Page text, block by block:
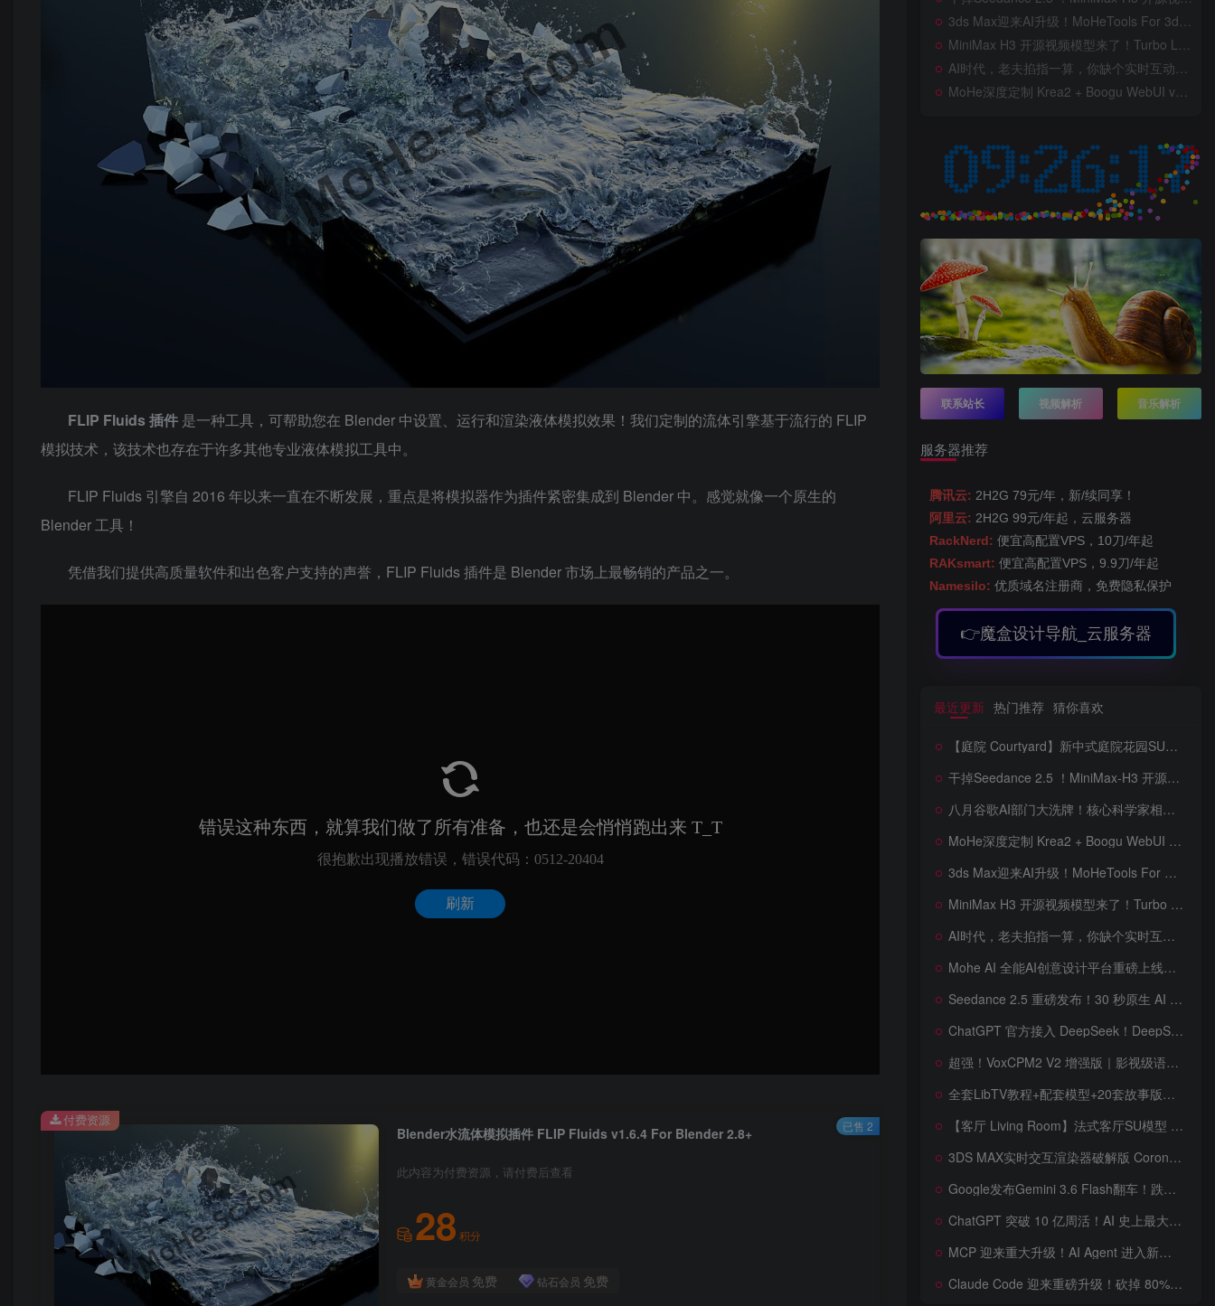
FLIP Fluids 插件 是一种工具，可帮助您在 Blender 中设置、运行和渲染液体模拟效果！我们定制的流体引擎基于流行的 FLIP
模拟技术，该技术也存在于许多其他专业液体模拟工具中。
FLIP Fluids 引擎自 2016 年以来一直在不断发展，重点是将模拟器作为插件紧密集成到 Blender 中。感觉就像一个原生的
Blender 工具！
凭借我们提供高质量软件和出色客户支持的声誉，FLIP Fluids 插件是 Blender 市场上最畅销的产品之一。
Blender水流体模拟插件 FLIP Fluids v1.6.4 For Blender 2.8+
此内容为付费资源，请付费后查看
28 积分
黄金会员 免费 钻石会员 免费
付费资源 已售 2
3ds Max迎来AI升级！MoHeTools For 3ds Max 2012 ~ 2026 智能工具箱插件发布，支持AI 3D建模、文生图、图生图、效果图生成，全面提升室内设计效率
MiniMax H3 开源视频模型来了！Turbo LoRA 加速最高 350%，12G 显存也能跑，本地部署教程详解
AI时代，老夫掐指一算，你缺个实时互动的 AI 赛博女友！无需 API、完全免费、实时语音互动，零延迟打造专属 AI 数字女友，附本地部署教程！
MoHe深度定制 Krea2 + Boogu WebUI v2.0 重磅发布！专为 AI 室内设计师打造，一键切换定制工作流，彻底告别 ComfyUI 复杂节点，一键生图！
联系站长 视频解析 音乐解析
服务器推荐
腾讯云: 2H2G 79元/年，新/续同享！
阿里云: 2H2G 99元/年起，云服务器
RackNerd: 便宜高配置VPS，10刀/年起
RAKsmart: 便宜高配置VPS，9.9刀/年起
Namesilo: 优质域名注册商，免费隐私保护
👉魔盒设计导航_云服务器
最近更新 热门推荐 猜你喜欢
【庭院 Courtyard】新中式庭院花园SU模型 New Chinese-Style Courtyard Garden SketchUp Model
干掉Seedance 2.5 ！MiniMax-H3 开源视频模型爆火！Turbo LoRA 5倍加速，8G显卡也能跑，工作流详解，低显存也能跑出顶级画质，ComfyUI低显存部署教程来了
八月谷歌AI部门大洗牌！核心科学家相继离职后，Gemini体验反而逆袭，智商又占据大脑了，桌面版补齐网页版功能，图片/视频生成全面升级
MoHe深度定制 Krea2 + Boogu WebUI v2.0 重磅发布！专为 AI 室内设计师打造，一键切换定制工作流，彻底告别 ComfyUI 复杂节点，一键生图！
3ds Max迎来AI升级！MoHeTools For 3ds Max 2012 ~ 2026 智能工具箱插件发布，支持AI 3D建模、文生图、图生图、效果图生成，全面提升室内设计效率
MiniMax H3 开源视频模型来了！Turbo LoRA 加速最高 350%，12G 显存也能跑，本地部署教程详解
AI时代，老夫掐指一算，你缺个实时互动的 AI 赛博女友！无需 API、完全免费、实时语音互动，零延迟打造专属 AI 数字女友，附本地部署教程！
Mohe AI 全能AI创意设计平台重磅上线！一站式AI提示词词库·对话·绘画·画廊·推流AI创意神器与AIGC展示平台系统全面升级！
Seedance 2.5 重磅发布！30 秒原生 AI 视频、50 个多模态参考、原位编辑全上线，告别抽卡盲盒，AI 视频正式进入导演时代！
ChatGPT 官方接入 DeepSeek！DeepSeek V4 Flash 0731 重磅开源发布！AI 编程能力全面升级，支持识图、支持 Responses API，本地部署全攻略！
超强！VoxCPM2 V2 增强版｜影视级语音克隆，音色永久保存，文字转语音+AI声音克隆+方言 + ai语音设计+多人对话 + 字幕全搞定
全套LibTV教程+配套模型+20套故事版参考(含提示词)轻松学会AI短剧制作，全套教程走过路过不要错过想在家里赚钱的就学习起来
【客厅 Living Room】法式客厅SU模型 French-style living room SketchUp model
3DS MAX实时交互渲染器破解版 Corona Render 15 Hotfix 2 For 3ds Max 2018 ~ 2027 Win + 离线材质预设库
Google发布Gemini 3.6 Flash翻车！跌出全球智能榜前十！Google 新模型遭遇口碑争议，附个人一些使用体验——变慢/降智/弱智，Gemini现在真的是一团糟，Google版豆包！
ChatGPT 突破 10 亿周活！AI 史上最大用户奇迹背后，OpenAI 正面对一场百亿美元级商业挑战
MCP 迎来重大升级！AI Agent 进入新纪元，模型上下文协议全面重构，未来 AI 工具生态将被重新定义，AI工具接口进入倒计时开始！
Claude Code 迎来重磅升级！砍掉 80% 系统提示词一键瘦身优化，新增 /doctor 诊断命令，AI 编程效率再次提升